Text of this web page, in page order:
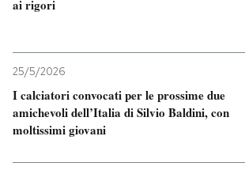
ai rigori
25/5/2026
I calciatori convocati per le prossime due
amichevoli dell’Italia di Silvio Baldini, con
moltissimi giovani